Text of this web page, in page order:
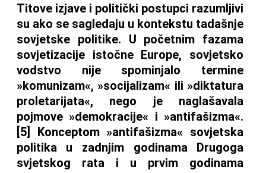
Titove izjave i politički postupci razumljivi
su ako se sagledaju u kontekstu tadašnje
sovjetske politike. U početnim fazama
sovjetizacije istočne Europe, sovjetsko
vodstvo nije spominjalo termine
»komunizam«, »socijalizam« ili »diktatura
proletarijata«, nego je naglašavala
pojmove »demokracije« i »antifašizma«.
[5] Konceptom »antifašizma« sovjetska
politika u zadnjim godinama Drugoga
svjetskog rata i u prvim godinama